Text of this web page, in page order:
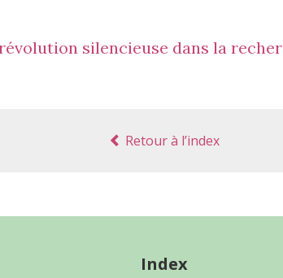
silencieuse dans la
Retour à l’index
Index